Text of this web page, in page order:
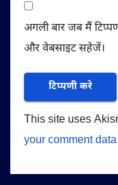
अगली बार जब मैं
और वेबसाइट सहेजें।
This site uses
your comment